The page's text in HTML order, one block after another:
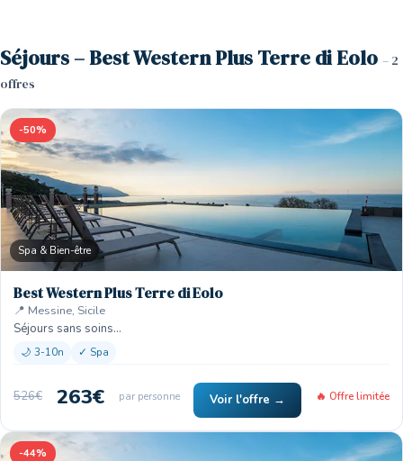
Séjours – Best Western Plus Terre di Eolo – 2
offres
-50%
Spa & Bien-être
Best Western Plus Terre di Eolo
📍 Messine, Sicile
Séjours sans soins…
🌙 3-10n ✓ Spa
526€ 263€ par personne Voir l'offre → 🔥 Offre limitée
-44%